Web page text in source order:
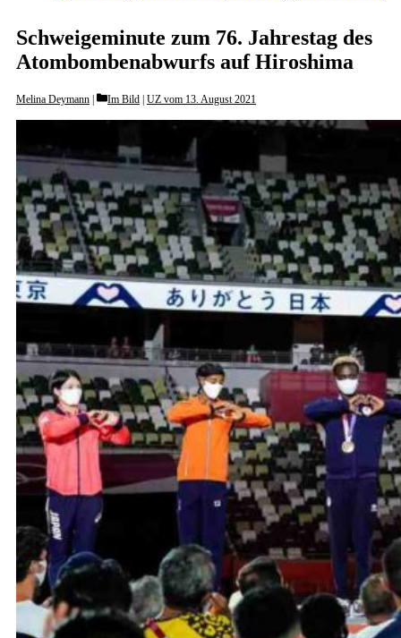
Schweigeminute zum 76. Jahrestag des
Atombombenabwurfs auf Hiroshima
Melina Deymann Categories
Im Bild UZ vom 13. August 2021